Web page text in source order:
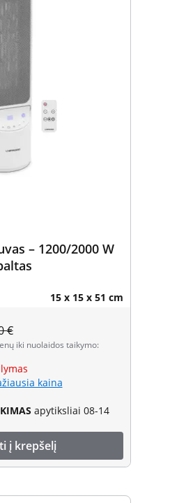
– 1200/2000 W
15 x 15 x 51 cm
€
iki nuolaidos taikymo:
kaina
apytiksliai 08-14
į krepšelį